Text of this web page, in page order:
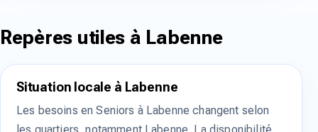
Repères utiles à Labenne
Situation locale à Labenne
Les besoins en Seniors à Labenne changent selon